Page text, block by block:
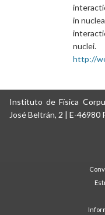
in
nuclei.
http://
Instituto de Física
José Beltrán, 2 | E-46980